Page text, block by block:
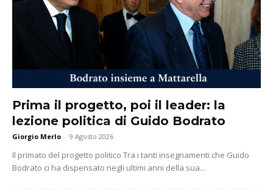
Prima il progetto, poi il leader: la
lezione politica di Guido Bodrato
Giorgio Merlo - 9 Agosto 2026
Il primato del progetto politico Tra i tanti insegnamenti che Guido
Bodrato ci ha dispensato negli ultimi anni della sua...